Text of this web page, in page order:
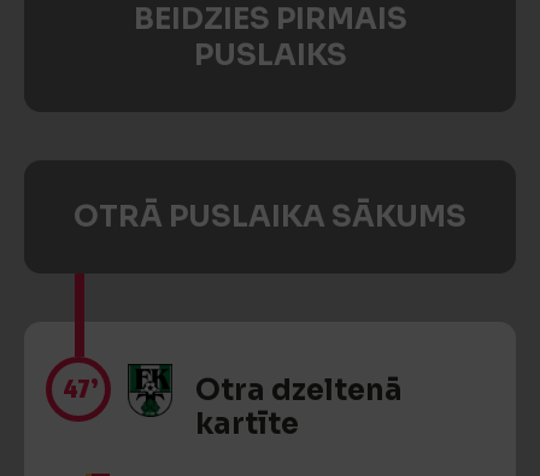
BEIDZIES PIRMAIS
PUSLAIKS
OTRĀ PUSLAIKA SĀKUMS
47’
Otra dzeltenā
kartīte